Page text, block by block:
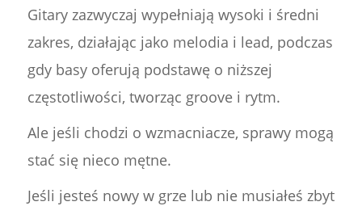
Gitary zazwyczaj wypełniają wysoki i średni
zakres, działając jako melodia i lead, podczas
gdy basy oferują podstawę o niższej
częstotliwości, tworząc groove i rytm.
Ale jeśli chodzi o wzmacniacze, sprawy mogą
stać się nieco mętne.
Jeśli jesteś nowy w grze lub nie musiałeś zbyt